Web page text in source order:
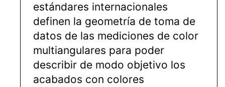
estándares internacionales
definen la geometría de toma de
datos de las mediciones de color
multiangulares para poder
describir de modo objetivo los
acabados con colores